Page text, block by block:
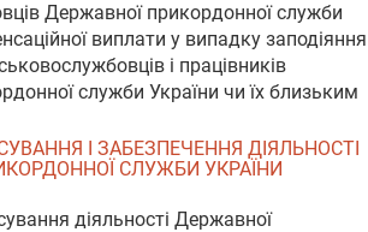
Державної прикордонної служби
виплати у випадку заподіяння
і працівників
служби України чи їх близьким
І ЗАБЕЗПЕЧЕННЯ ДІЯЛЬНОСТІ
СЛУЖБИ УКРАЇНИ
діяльності Державної